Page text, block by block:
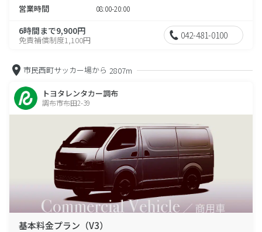
営業時間 08:00-20:00
6時間まで9,900円
免責補償制度1,100円 042-481-0100
市民西町サッカー場から 2807m
トヨタレンタカー調布
調布市布田2-39
基本料金プラン（V3）